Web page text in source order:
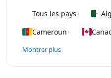
Tous les pays ›
Cameroun ›
Montrer plus